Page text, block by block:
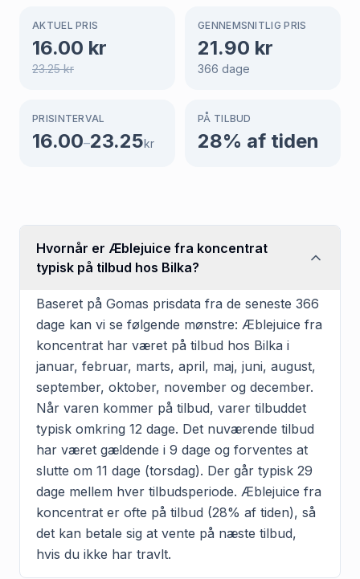
AKTUEL PRIS
16.00 kr
23.25kr
GENNEMSNITLIG PRIS
21.90 kr
366 dage
PRISINTERVAL
16.00–23.25kr
PÅ TILBUD
28% af tiden
Hvornår er Æblejuice fra koncentrat
typisk på tilbud hos Bilka?
Baseret på Gomas prisdata fra de seneste 366
dage kan vi se følgende mønstre: Æblejuice fra
koncentrat har været på tilbud hos Bilka i
januar, februar, marts, april, maj, juni, august,
september, oktober, november og december.
Når varen kommer på tilbud, varer tilbuddet
typisk omkring 12 dage. Det nuværende tilbud
har været gældende i 9 dage og forventes at
slutte om 11 dage (torsdag). Der går typisk 29
dage mellem hver tilbudsperiode. Æblejuice fra
koncentrat er ofte på tilbud (28% af tiden), så
det kan betale sig at vente på næste tilbud,
hvis du ikke har travlt.